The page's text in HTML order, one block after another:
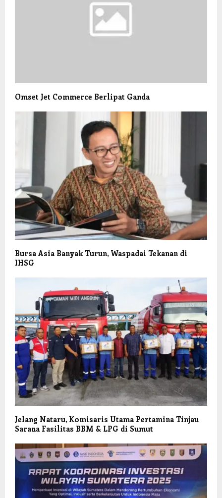
Omset Jet Commerce Berlipat Ganda
Bursa Asia Banyak Turun, Waspadai Tekanan di
IHSG
Jelang Nataru, Komisaris Utama Pertamina Tinjau
Sarana Fasilitas BBM & LPG di Sumut